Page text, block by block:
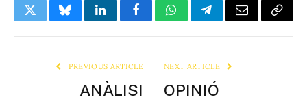
TwitterBlueskyLinkedInFacebookWhatsAppTelegramEmail Copy
PREVIOUS ARTICLE
ANÀLISI
NEXT ARTICLE
OPINIÓ